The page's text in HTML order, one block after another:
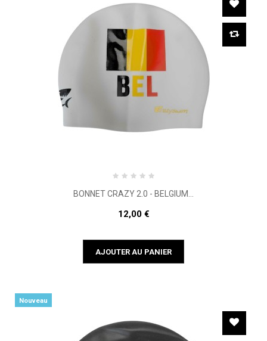
BONNET CRAZY 2.0 - BELGIUM...
12,00 €
AJOUTER AU PANIER
Nouveau